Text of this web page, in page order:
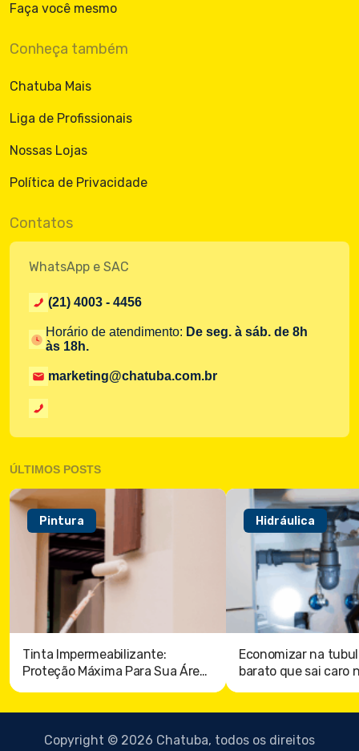
Faça você mesmo
Conheça também
Chatuba Mais
Liga de Profissionais
Nossas Lojas
Política de Privacidade
Contatos
WhatsApp e SAC
(21) 4003 - 4456
Horário de atendimento: De seg. à sáb. de 8h
às 18h.
marketing@chatuba.com.br
ÚLTIMOS POSTS
Pintura
Tinta Impermeabilizante:
Proteção Máxima Para Sua Área
Hidráulica
Economizar na
barato que sai caro
Copyright © 2026 Chatuba, todos os direitos